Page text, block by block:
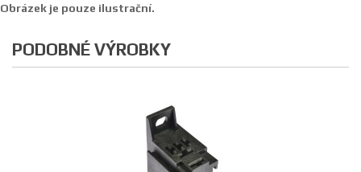
Obrázek je pouze ilustrační.
PODOBNÉ VÝROBKY